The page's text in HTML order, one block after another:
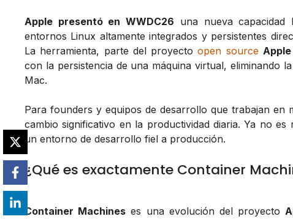
Apple presentó en WWDC26 una nueva capacidad
entornos Linux altamente integrados y persistentes
La herramienta, parte del proyectoopen source
con la persistencia de una máquina virtual, eliminando
Mac.
Para founders y equipos de desarrollo que trabajan en
cambio significativo en la productividad diaria. Ya no
un entorno de desarrollo fiel a producción.
¿Qué es exactamente Container
Container Machines es una evolución del proyecto